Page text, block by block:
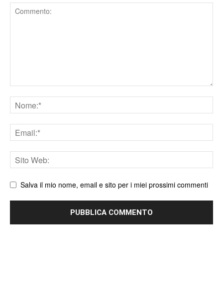
Comment
Nome
Email
Sito
web
Salva il mio nome, email e sito per i miei prossimi commenti